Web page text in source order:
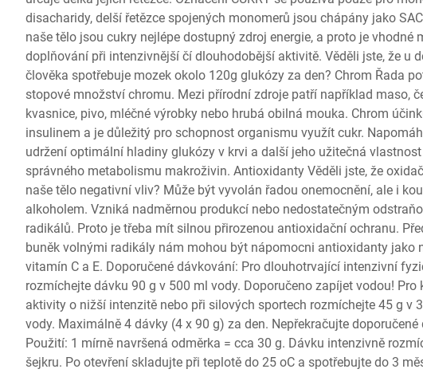
disacharidy, delší řetězce spojených monomerů jsou chápány jako
naše tělo jsou cukry nejlépe dostupný zdroj energie, a proto je vhodné
doplňování při intenzivnější čí dlouhodobější aktivitě. Věděli jste, že u
člověka spotřebuje mozek okolo 120g glukózy za den? Chrom Řada
stopové množství chromu. Mezi přírodní zdroje patří například maso,
kvasnice, pivo, mléčné výrobky nebo hrubá obilná mouka. Chrom
insulinem a je důležitý pro schopnost organismu využít cukr.
udržení optimální hladiny glukózy v krvi a další jeho užitečná
správného metabolismu makroživin. Antioxidanty Věděli jste, že
naše tělo negativní vliv? Může být vyvolán řadou onemocnění, ale i
alkoholem. Vzniká nadměrnou produkcí nebo nedostatečným
radikálů. Proto je třeba mít silnou přirozenou antioxidační ochranu.
buněk volnými radikály nám mohou být nápomocni antioxidanty jako
vitamín C a E. Doporučené dávkování: Pro dlouhotrvající intenzivní
rozmíchejte dávku 90 g v 500 ml vody. Doporučeno zapíjet vodou! Pro
aktivity o nižší intenzitě nebo při silových sportech rozmíchejte 45 g v
vody. Maximálně 4 dávky (4 x 90 g) za den. Nepřekračujte doporučené
Použití: 1 mírně navršená odměrka = cca 30 g. Dávku intenzivně
šejkru. Po otevření skladujte při teplotě do 25 oC a spotřebujte do 3